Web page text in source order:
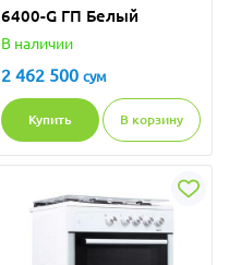
6400-G ГП Белый
В наличии
2 462 500 сум
Купить В корзину